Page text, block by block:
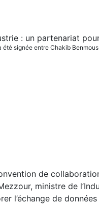
signée entre Chakib
de
ministre de
l’échange de